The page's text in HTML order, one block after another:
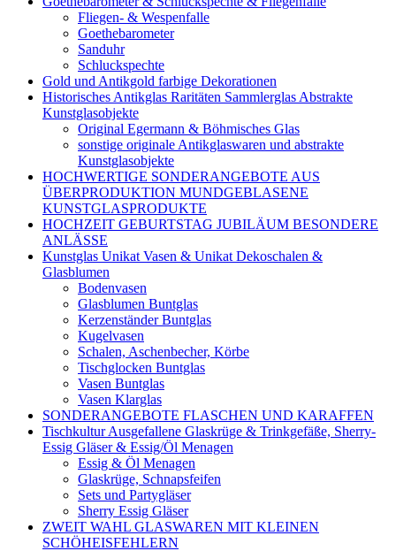
Fliegen- & Wespenfalle
Goethebarometer
Sanduhr
Schluckspechte
Gold und Antikgold farbige Dekorationen
Historisches Antikglas Raritäten Sammlerglas Abstrakte
Kunstglasobjekte
Original Egermann & Böhmisches Glas
sonstige originale Antikglaswaren und abstrakte
Kunstglasobjekte
HOCHWERTIGE SONDERANGEBOTE AUS
ÜBERPRODUKTION MUNDGEBLASENE
KUNSTGLASPRODUKTE
HOCHZEIT GEBURTSTAG JUBILÄUM BESONDERE
ANLÄSSE
Kunstglas Unikat Vasen & Unikat Dekoschalen &
Glasblumen
Bodenvasen
Glasblumen Buntglas
Kerzenständer Buntglas
Kugelvasen
Schalen, Aschenbecher, Körbe
Tischglocken Buntglas
Vasen Buntglas
Vasen Klarglas
SONDERANGEBOTE FLASCHEN UND KARAFFEN
Tischkultur Ausgefallene Glaskrüge & Trinkgefäße, Sherry-
Essig Gläser & Essig/Öl Menagen
Essig & Öl Menagen
Glaskrüge, Schnapsfeifen
Sets und Partygläser
Sherry Essig Gläser
ZWEIT WAHL GLASWAREN MIT KLEINEN
SCHÖHEISFEHLERN